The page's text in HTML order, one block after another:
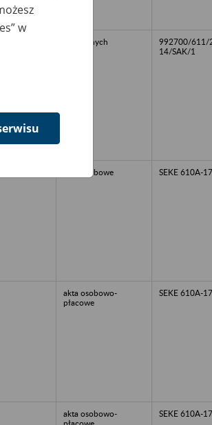
brak danych
992700/611/
14/SAK/1
akta osobowe SEKE 610A-
akta osobowo-
płacowe
SEKE 610A-
akta osobowo-
SEKE 610A-
w